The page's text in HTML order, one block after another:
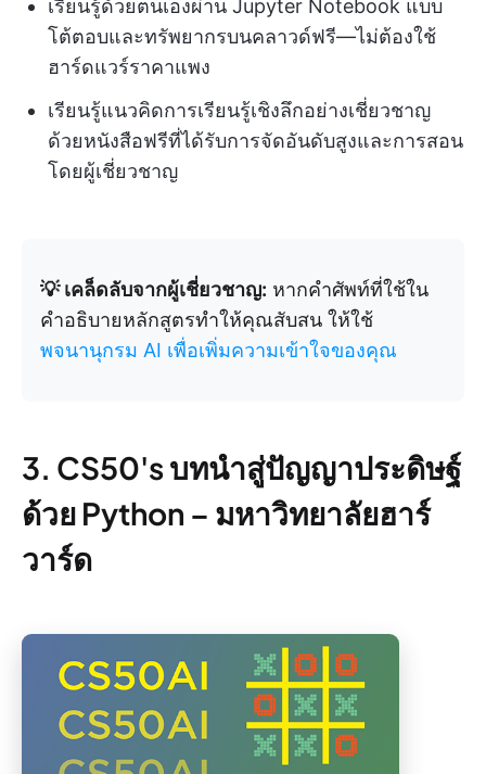
เรียนรู้ด้วยตนเองผ่าน Jupyter Notebook แบบ
โต้ตอบและทรัพยากรบนคลาวด์ฟรี—ไม่ต้องใช้
ฮาร์ดแวร์ราคาแพง
เรียนรู้แนวคิดการเรียนรู้เชิงลึกอย่างเชี่ยวชาญ
ด้วยหนังสือฟรีที่ได้รับการจัดอันดับสูงและการสอน
โดยผู้เชี่ยวชาญ
💡 เคล็ดลับจากผู้เชี่ยวชาญ: หากคำศัพท์ที่ใช้ใน
คำอธิบายหลักสูตรทำให้คุณสับสน ให้ใช้
พจนานุกรม AI เพื่อเพิ่มความเข้าใจของคุณ
3. CS50's บทนำสู่ปัญญาประดิษฐ์
ด้วย Python – มหาวิทยาลัยฮาร์
วาร์ด